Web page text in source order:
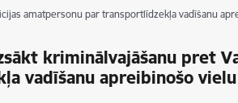
amatpersonu par transportlīdzekļa vadīšanu
kriminālvajāšanu pret
vadīšanu apreibinošo